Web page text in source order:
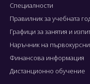
Специалности
Правилник за учебната
Графици за занятия и
Наръчник на
Финансова информация
Дистанционно обучение